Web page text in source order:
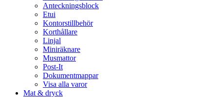
Anteckningsblock
Etui
Kontorstillbehör
Korthållare
Linjal
Miniräknare
Musmattor
Post-It
Dokumentmappar
Visa alla varor
Mat & dryck